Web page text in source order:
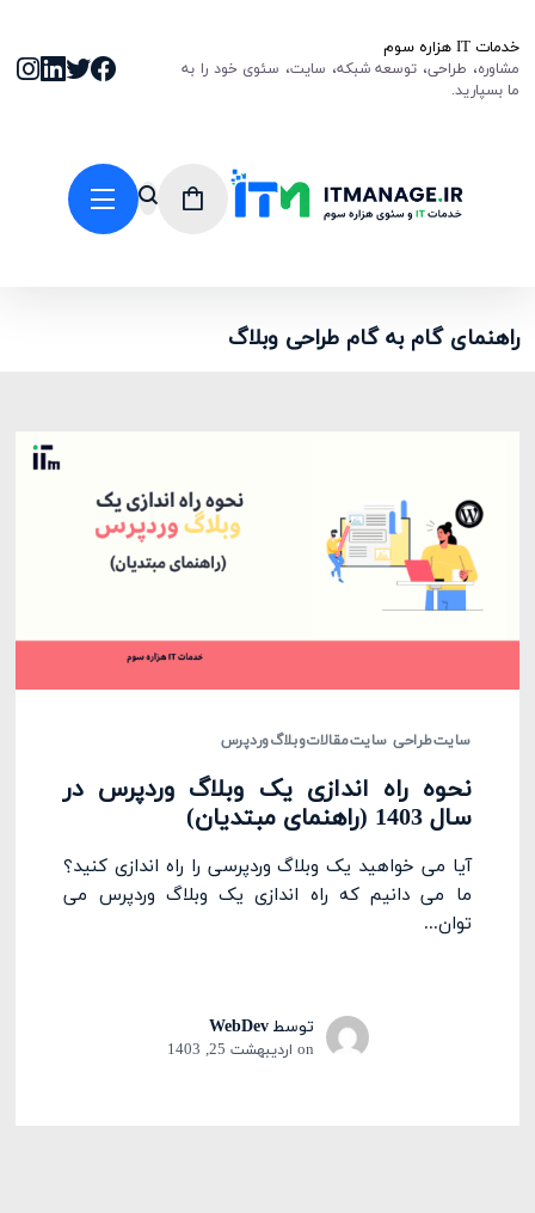
خدمات IT هزاره سوم
مشاوره، طراحی، توسعه شبکه، سایت، سئوی خود را به
ما بسپارید.
راهنمای گام به گام طراحی وبلاگ
سایتطراحی سایتمقالاتوبلاگوردپرس
نحوه راه اندازی یک وبلاگ وردپرس در
سال 1403 (راهنمای مبتدیان)
آیا می خواهید یک وبلاگ وردپرسی را راه اندازی کنید؟
ما می دانیم که راه اندازی یک وبلاگ وردپرس می
توان...
توسطWebDev
on اردیبهشت 25, 1403